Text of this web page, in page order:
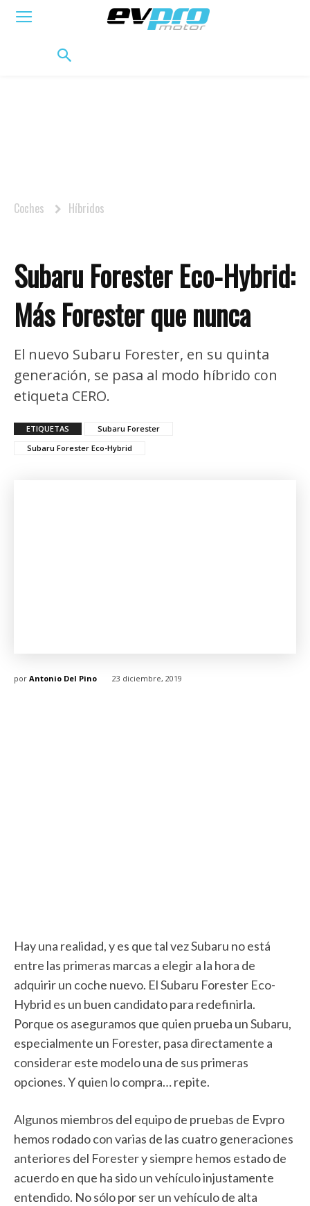
Coches Híbridos
Subaru Forester Eco-Hybrid:
Más Forester que nunca
El nuevo Subaru Forester, en su quinta
generación, se pasa al modo híbrido con
etiqueta CERO.
ETIQUETAS
Subaru Forester
Subaru Forester Eco-Hybrid
por Antonio Del Pino 23 diciembre, 2019
Hay una realidad, y es que tal vez Subaru no está
entre las primeras marcas a elegir a la hora de
adquirir un coche nuevo. El Subaru Forester Eco-
Hybrid es un buen candidato para redefinirla.
Porque os aseguramos que quien prueba un Subaru,
especialmente un Forester, pasa directamente a
considerar este modelo una de sus primeras
opciones. Y quien lo compra… repite.
Algunos miembros del equipo de pruebas de Evpro
hemos rodado con varias de las cuatro generaciones
anteriores del Forester y siempre hemos estado de
acuerdo en que ha sido un vehículo injustamente
entendido. No sólo por ser un vehículo de alta